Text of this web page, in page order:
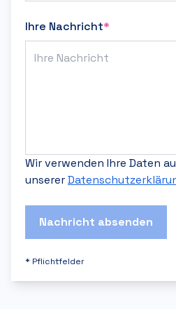
Ihre Nachricht*
Wir verwenden Ihre Daten
unserer
Nachricht absenden
* Pflichtfelder